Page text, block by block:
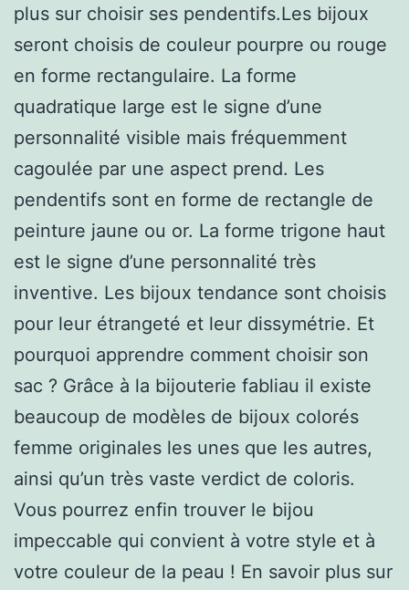
plus sur choisir ses pendentifs.Les bijoux
seront choisis de couleur pourpre ou rouge
en forme rectangulaire. La forme
quadratique large est le signe d’une
personnalité visible mais fréquemment
cagoulée par une aspect prend. Les
pendentifs sont en forme de rectangle de
peinture jaune ou or. La forme trigone haut
est le signe d’une personnalité très
inventive. Les bijoux tendance sont choisis
pour leur étrangeté et leur dissymétrie. Et
pourquoi apprendre comment choisir son
sac ? Grâce à la bijouterie fabliau il existe
beaucoup de modèles de bijoux colorés
femme originales les unes que les autres,
ainsi qu’un très vaste verdict de coloris.
Vous pourrez enfin trouver le bijou
impeccable qui convient à votre style et à
votre couleur de la peau ! En savoir plus sur